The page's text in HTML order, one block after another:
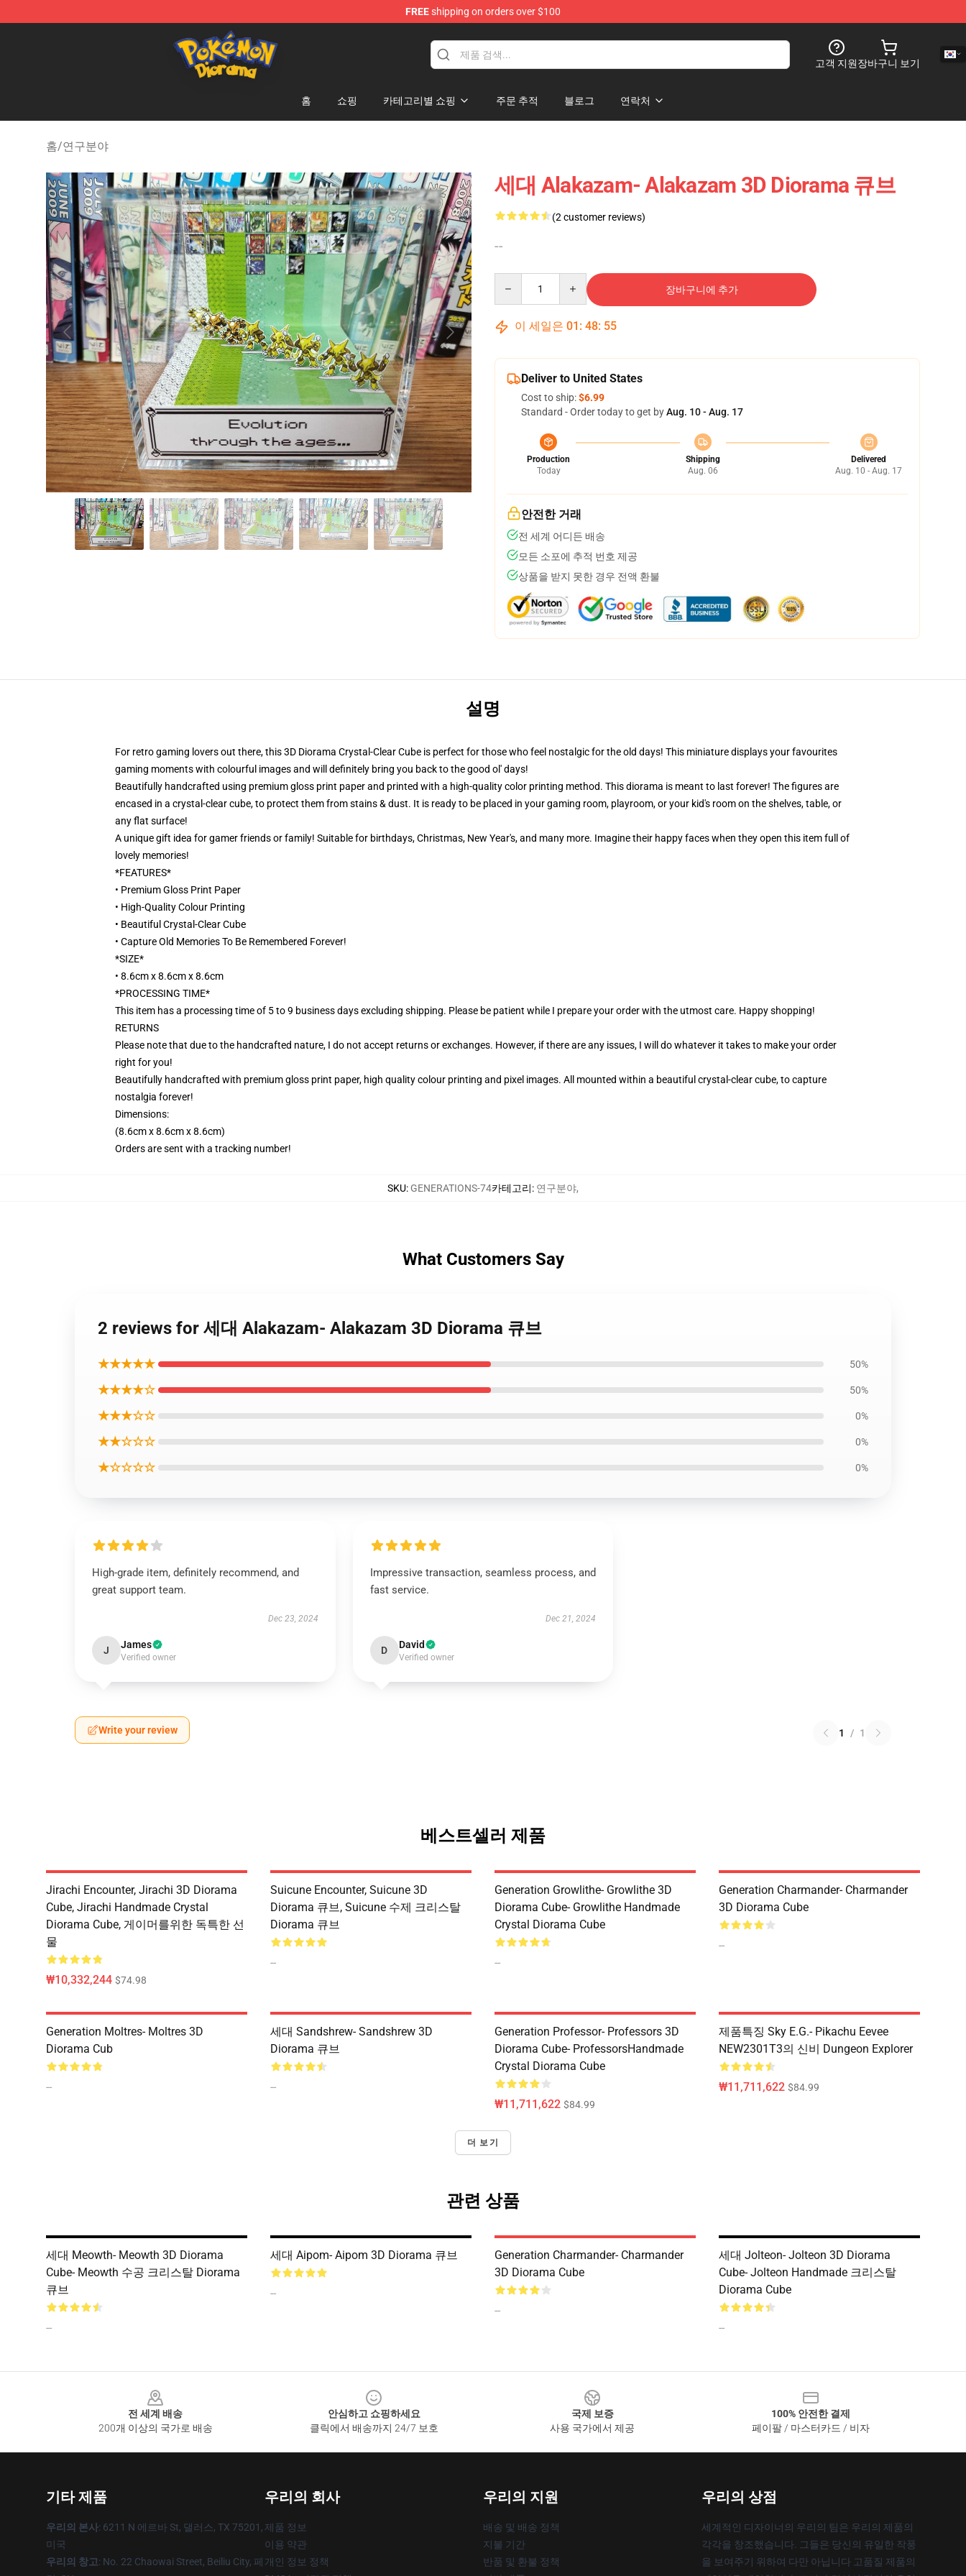
FREEshipping on orders over $100
Pokemon Diorama Shop - The Best Store of Pokemon Diorama
고객 지원장바구니 보기
홈 쇼핑 카테고리별 쇼핑 주문 추적 블로그 연락처
홈/연구분야
세대 Alakazam- Alakazam 3D Diorama 큐브
(2 customer reviews)
--
장바구니에 추가
이 세일은 01 : 48: 54
Deliver to United States
Cost to ship:$6.99
Standard - Order today to get byAug. 10 - Aug. 17
Production
Today
Shipping
Aug. 06
Delivered
Aug. 10 - Aug. 17
안전한 거래
전 세계 어디든 배송
모든 소포에 추적 번호 제공
상품을 받지 못한 경우 전액 환불
설명
For retro gaming lovers out there, this 3D Diorama Crystal-Clear Cube is perfect for those who feel nostalgic for the old days! This miniature displays your favourites
gaming moments with colourful images and will definitely bring you back to the good ol' days!
Beautifully handcrafted using premium gloss print paper and printed with a high-quality color printing method. This diorama is meant to last forever! The figures are
encased in a crystal-clear cube, to protect them from stains & dust. It is ready to be placed in your gaming room, playroom, or your kid's room on the shelves, table, or
any flat surface!
A unique gift idea for gamer friends or family! Suitable for birthdays, Christmas, New Year's, and many more. Imagine their happy faces when they open this item full of
lovely memories!
*FEATURES*
• Premium Gloss Print Paper
• High-Quality Colour Printing
• Beautiful Crystal-Clear Cube
• Capture Old Memories To Be Remembered Forever!
*SIZE*
• 8.6cm x 8.6cm x 8.6cm
*PROCESSING TIME*
This item has a processing time of 5 to 9 business days excluding shipping. Please be patient while I prepare your order with the utmost care. Happy shopping!
RETURNS
Please note that due to the handcrafted nature, I do not accept returns or exchanges. However, if there are any issues, I will do whatever it takes to make your order
right for you!
Beautifully handcrafted with premium gloss print paper, high quality colour printing and pixel images. All mounted within a beautiful crystal-clear cube, to capture
nostalgia forever!
Dimensions:
(8.6cm x 8.6cm x 8.6cm)
Orders are sent with a tracking number!
SKU: GENERATIONS-74카테고리: 연구분야,
What Customers Say
2 reviews for 세대 Alakazam- Alakazam 3D Diorama 큐브
★★★★★ 50%
★★★★☆ 50%
★★★☆☆ 0%
★★☆☆☆ 0%
★☆☆☆☆ 0%
High-grade item, definitely recommend, and
great support team.
Dec 23, 2024
J James
Verified owner
Impressive transaction, seamless process, and
fast service.
Dec 21, 2024
D David
Verified owner
Write your review 1 / 1
베스트셀러 제품
Jirachi Encounter, Jirachi 3D Diorama
Cube, Jirachi Handmade Crystal
Diorama Cube, 게이머를위한 독특한 선
물
₩10,332,244 $74.98
Suicune Encounter, Suicune 3D
Diorama 큐브, Suicune 수제 크리스탈
Diorama 큐브
--
Generation Growlithe- Growlithe 3D
Diorama Cube- Growlithe Handmade
Crystal Diorama Cube
--
Generation Charmander- Charmander
3D Diorama Cube
--
Generation Moltres- Moltres 3D
Diorama Cub
--
세대 Sandshrew- Sandshrew 3D
Diorama 큐브
--
Generation Professor- Professors 3D
Diorama Cube- ProfessorsHandmade
Crystal Diorama Cube
₩11,711,622 $84.99
제품특징 Sky E.g.- Pikachu Eevee
NEW2301T3의 신비 Dungeon Explorer
₩11,711,622 $84.99
더 보기
관련 상품
세대 Meowth- Meowth 3D Diorama
Cube- Meowth 수공 크리스탈 Diorama
큐브
--
세대 Aipom- Aipom 3D Diorama 큐브
--
Generation Charmander- Charmander
3D Diorama Cube
--
세대 Jolteon- Jolteon 3D Diorama
Cube- Jolteon Handmade 크리스탈
Diorama Cube
--
전 세계 배송
200개 이상의 국가로 배송
안심하고 쇼핑하세요
클릭에서 배송까지 24/7 보호
국제 보증
사용 국가에서 제공
100% 안전한 결제
페이팔 / 마스터카드 / 비자
기타 제품
우리의 본사: 6211 N 에르바 St, 댈러스, TX 75201,
미국
우리의 창고: No. 22 Chaowai Street, Beiliu City, 페
우리의 회사
제품 정보
이용 약관
개인 정보 정책
우리의 지원
배송 및 배송 정책
지불 기간
반품 및 환불 정책
우리의 상점
세계적인 디자이너의 우리의 팀은 우리의 제품의
각각을 창조했습니다. 그들은 당신의 유일한 작풍
을 보여주기 위하여 다만 아닙니다 고품질 제품의